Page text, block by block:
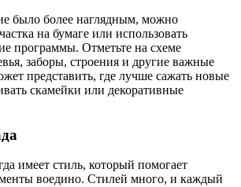
было более наглядным, можно
на бумаге или использовать
программы. Отметьте на схеме
заборы, строения и другие важные
представить, где лучше сажать новые
скамейки или декоративные
имеет стиль, который помогает
воедино. Стилей много, и каждый